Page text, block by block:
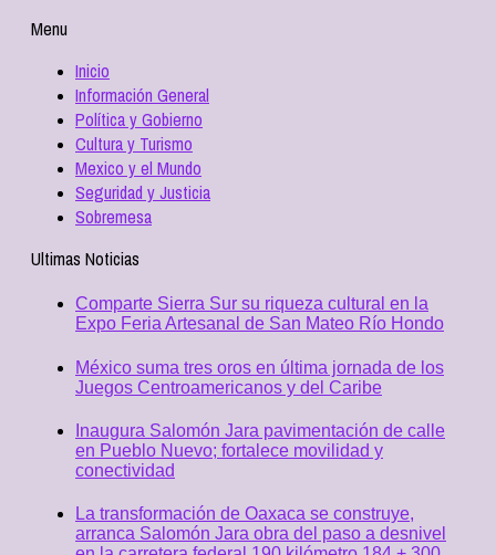
Menu
Inicio
Información General
Política y Gobierno
Cultura y Turismo
Mexico y el Mundo
Seguridad y Justicia
Sobremesa
Ultimas Noticias
Comparte Sierra Sur su riqueza cultural en la
Expo Feria Artesanal de San Mateo Río Hondo
México suma tres oros en última jornada de los
Juegos Centroamericanos y del Caribe
Inaugura Salomón Jara pavimentación de calle
en Pueblo Nuevo; fortalece movilidad y
conectividad
La transformación de Oaxaca se construye,
arranca Salomón Jara obra del paso a desnivel